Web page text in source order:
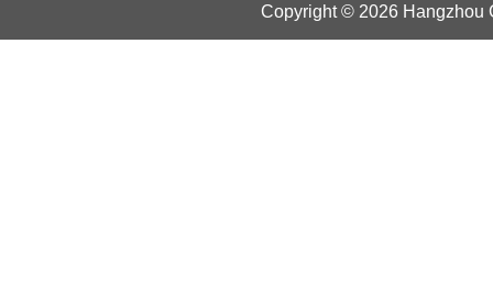
Copyright © 2026 Hangzhou